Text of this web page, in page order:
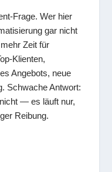
Frage. Wer hier
gar nicht
Zeit für
Klienten,
Angebots, neue
Schwache Antwort:
nicht — es läuft nur,
Reibung.